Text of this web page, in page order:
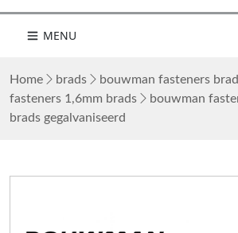
MENU
Home brads bouwman fasteners
fasteners 1,6mm brads
bouwman
brads gegalvaniseerd